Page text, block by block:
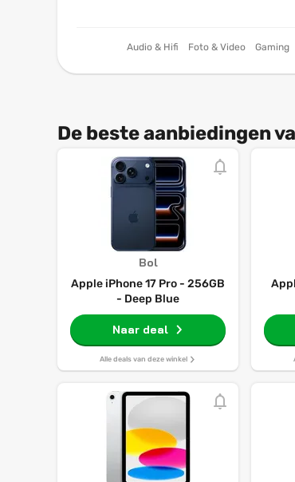
Audio & Hifi Foto & Video Gaming
De beste aanbiedingen
Bol
Apple iPhone 17 Pro - 256GB
- Deep Blue
Naar deal
Alle deals van deze winkel